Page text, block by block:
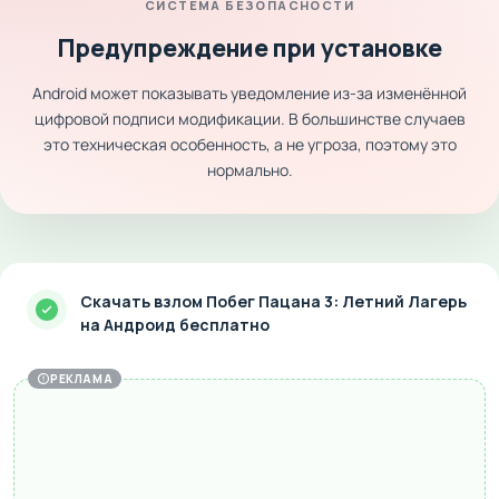
нестандартные хорроры с душой и характером эта игра
этим вожатым, кто тут главный.
СИСТЕМА БЕЗОПАСНОСТИ
Предупреждение при установке
Android может показывать уведомление из-за изменённой
цифровой подписи модификации. В большинстве случаев
это техническая особенность, а не угроза, поэтому это
нормально.
Скачать взлом Побег Пацана 3: Летний Лагерь
на Андроид бесплатно
РЕКЛАМА